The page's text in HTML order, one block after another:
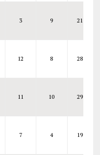
3 9 21
12 8 28
11 10 29
7 4 19